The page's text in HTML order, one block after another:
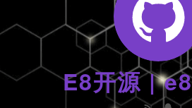
E8开源 |